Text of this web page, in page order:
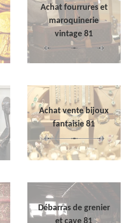
Achat fourrures et
maroquinerie
vintage 81
Achat vente bijoux
fantaisie 81
Débarras de grenier
et cave 81